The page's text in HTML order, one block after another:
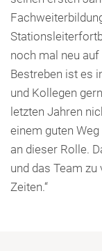
noch mal neu
Bestreben ist es
und Kollegen
letzten Jahren
einem guten
an dieser Rolle.
und das Team
Zeiten.“